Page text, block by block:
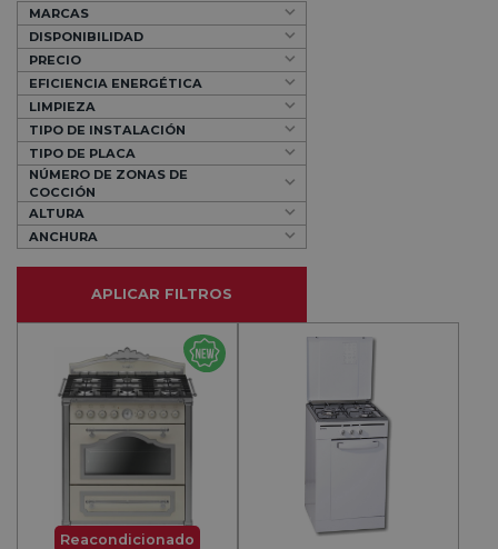
MARCAS
DISPONIBILIDAD
PRECIO
EFICIENCIA ENERGÉTICA
LIMPIEZA
TIPO DE INSTALACIÓN
TIPO DE PLACA
NÚMERO DE ZONAS DE
COCCIÓN
ALTURA
ANCHURA
APLICAR FILTROS
Reacondicionado